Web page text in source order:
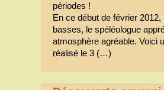
périodes !
En ce début de février
basses, le spéléologue
atmosphère agréable. Voici
réalisé le 3 (…)